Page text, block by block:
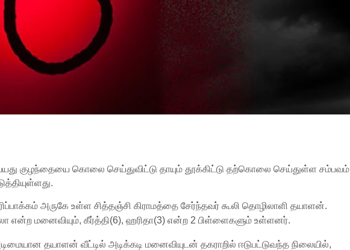
வயது குழந்தையை கொலை செய்துவிட்டு தாயும் தூக்கிட்டு தற்கொலை செய்துள்ள சம்பவம்
அருகே உள்ள சித்தஞ்சி கிராமத்தை சேர்ந்தவர் கூலி தொழிலாளி தயாளன்.
என்ற மனைவியும், கீர்த்தி(6), ஹரிதா(3) என்ற 2 பிள்ளைகளும் உள்ளனர்.
தயாளன் வீட்டில் அடிக்கடி மனைவியுடன் தகராறில் ஈடுபட்டுவந்த நிலையில்,